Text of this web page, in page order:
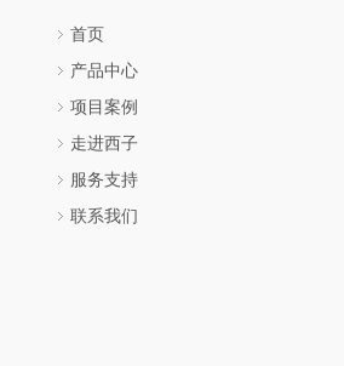
首页
产品中心
项目案例
走进西子
服务支持
联系我们